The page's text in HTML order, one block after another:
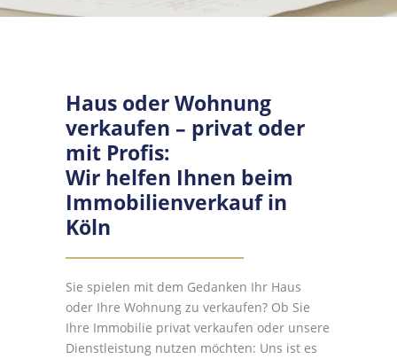
Haus oder Wohnung
verkaufen – privat oder
mit Profis:
Wir helfen Ihnen beim
Immobilienverkauf in
Köln
Sie spielen mit dem Gedanken Ihr Haus
oder Ihre Wohnung zu verkaufen? Ob Sie
Ihre Immobilie privat verkaufen oder unsere
Dienstleistung nutzen möchten: Uns ist es